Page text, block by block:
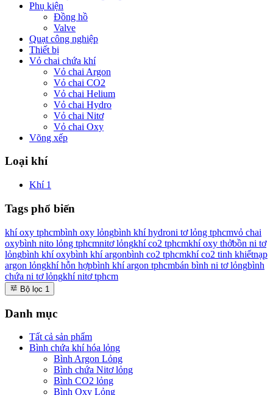
Phụ kiện
Đồng hồ
Valve
Quạt công nghiệp
Thiết bị
Vỏ chai chứa khí
Vỏ chai Argon
Vỏ chai CO2
Vỏ chai Helium
Vỏ chai Hydro
Vỏ chai Nitơ
Vỏ chai Oxy
Võng xếp
Loại khí
Khí 1
Tags phổ biến
khí oxy tphcmbình oxy lỏngbình khí hydroni tơ lỏng tphcmvỏ chai
oxybình nito lỏng tphcmnitơ lỏngkhí co2 tphcmkhí oxy thởbồn ni tơ
lỏngbình khí oxybình khí argonbình co2 tphcmkhí co2 tinh khiếtnạp
argon lỏngkhí hỗn hợpbình khí argon tphcmbán bình ni tơ lỏngbình
chứa ni tơ lỏngkhí nitơ tphcm
Bộ lọc 1
Danh mục
Tất cả sản phẩm
Bình chứa khí hóa lỏng
Bình Argon Lỏng
Bình chứa Nitơ lỏng
Bình CO2 lỏng
Bình Oxy Lỏng